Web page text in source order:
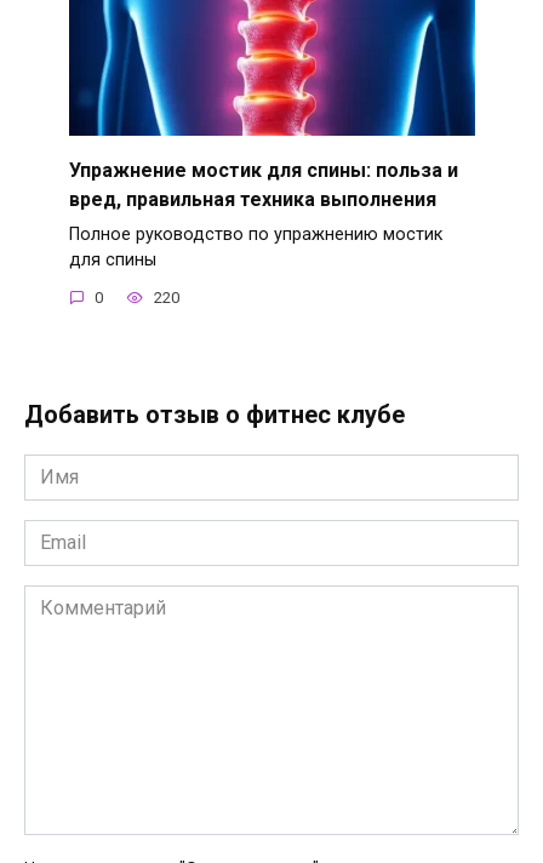
Упражнение мостик для спины: польза и
вред, правильная техника выполнения
Полное руководство по упражнению мостик
для спины
0 220
Добавить отзыв о фитнес клубе
Имя
*
Email
*
Комментарий